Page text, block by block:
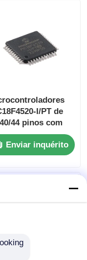
I/PT de
44 pinos com
Aprimorado,
de 10 bits e
de
Enviar inquérito